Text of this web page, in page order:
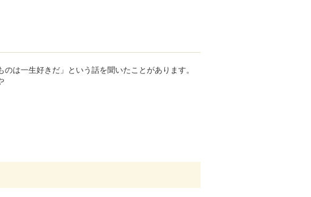
のは一生好きだ」という話を聞いたことがあります。